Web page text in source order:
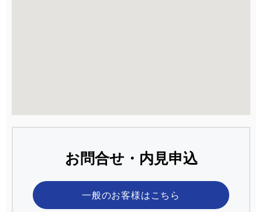
お問合せ・内見申込
一般のお客様はこちら